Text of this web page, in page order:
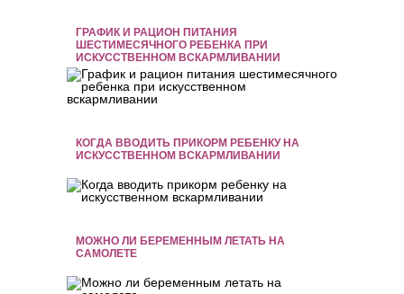
ГРАФИК И РАЦИОН ПИТАНИЯ
ШЕСТИМЕСЯЧНОГО РЕБЕНКА ПРИ
ИСКУССТВЕННОМ ВСКАРМЛИВАНИИ
КОГДА ВВОДИТЬ ПРИКОРМ РЕБЕНКУ НА
ИСКУССТВЕННОМ ВСКАРМЛИВАНИИ
МОЖНО ЛИ БЕРЕМЕННЫМ ЛЕТАТЬ НА
САМОЛЕТЕ